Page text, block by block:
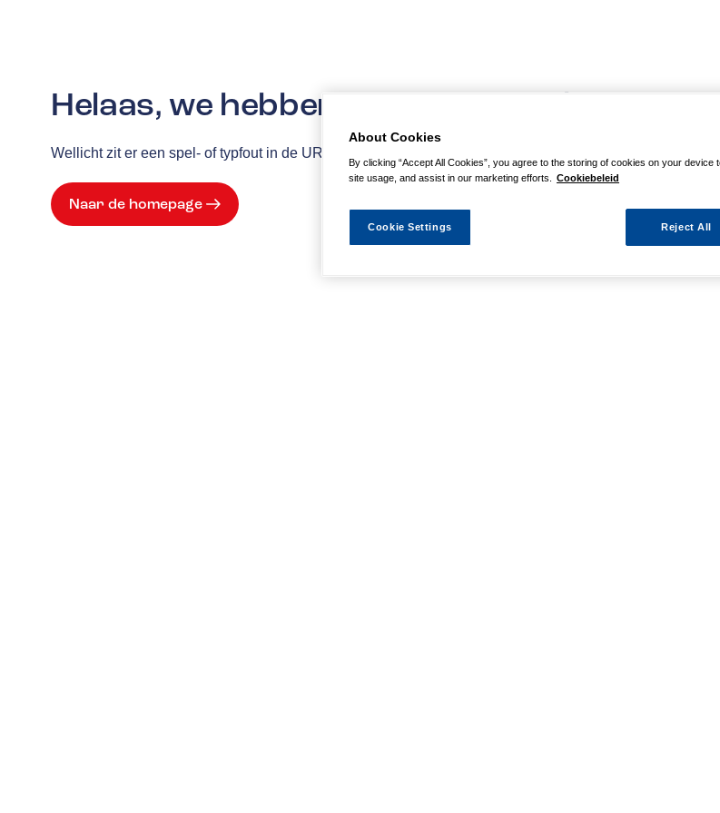
Helaas, we hebben de pagina niet kunnen
Wellicht zit er een spel- of typfout in de URL of is de actie waarnaar u zocht al verlopen. We hopen u
Naar de homepage
About Cookies
By clicking “Accept All Cookies”, you agree to the storing of cookies on your device
site usage, and assist in our marketing efforts.
Cookiebeleid
Reject All
Cookie Settings